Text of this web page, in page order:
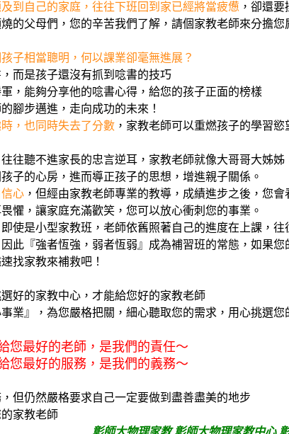
到自己的家庭，往往下班回到家已經將當疲憊 ，卻還
母們，您的辛苦我們了解，請個家教老師來分擔您
子相當聰明，何以課業卻毫無進展？
孩子還沒有抓到唸書的技巧
夠分享他的唸書心得，給您的孩子正面的榜樣
邁進，走向成功的未來！
，也同時失去了分數 ，家教老師可以重燃孩子的學習慾
往往聽不進家長的忠言逆耳，家教老師就像大哥哥大姊姊
心房，進而導正孩子的思想，增進親子關係。
心 ，但經由家教老師專業的教導，成績進步之後，您會
讓家庭充滿歡笑，您可以放心衝刺您的事業。
是小型家教班，老師依舊照著自己的進度在上課，往
強者恆強，弱者恆弱』成為補習班的常態，如果您
速找家教來補救吧！
的家教中心，才能給您好的家教老師
』，為您嚴格把關，細心聽取您的需求，用心挑選您
，是我們的責任～
，是我們的義務～
仍然嚴格要求自己一定要做到盡善盡美的地步
家教老師
彰師大物理家教 彰師大物理家教中心 彰